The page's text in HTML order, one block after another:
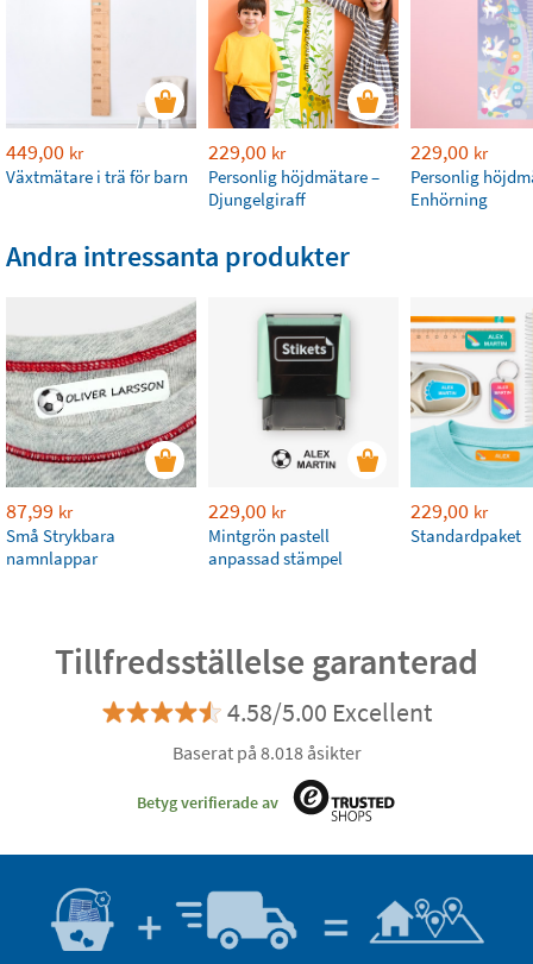
449,00 kr
Växtmätare i trä för barn
229,00 kr
Personlig höjdmätare –
Djungelgiraff
229,00 kr
Personlig
Enhörning
Andra intressanta produkter
87,99 kr
Små Strykbara
namnlappar
229,00 kr
Mintgrön pastell
anpassad stämpel
229,00 kr
Standardpaket
Tillfredsställelse garanterad
4.58/5.00 Excellent
Baserat på 8.018 åsikter
Betyg verifierade av